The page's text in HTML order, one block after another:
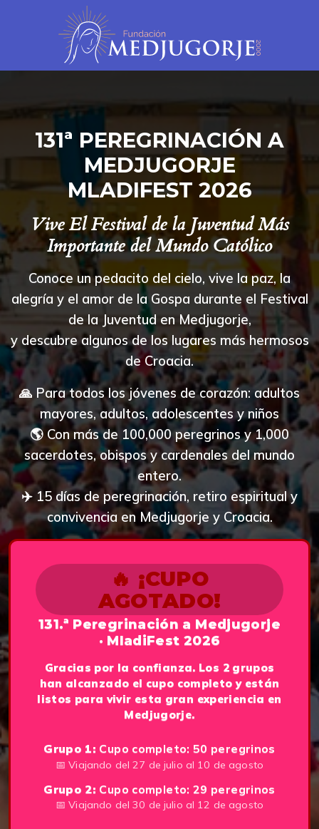
131ª PEREGRINACIÓN A
MEDJUGORJE
MLADIFEST 2026
Vive El Festival de la Juventud Más
Importante del Mundo Católico
Conoce un pedacito del cielo, vive la paz, la
alegría y el amor de la Gospa durante el Festival
de la Juventud en Medjugorje,
y descubre algunos de los lugares más hermosos
de Croacia.
🙏 Para todos los jóvenes de corazón: adultos
mayores, adultos, adolescentes y niños
🌎 Con más de 100,000 peregrinos y 1,000
sacerdotes, obispos y cardenales del mundo
entero.
✈️ 15 días de peregrinación, retiro espiritual y
convivencia en Medjugorje y Croacia.
🔥 ¡CUPO
AGOTADO!
131.ª Peregrinación a Medjugorje
· MladiFest 2026
Gracias por la confianza. Los 2 grupos
han alcanzado el cupo completo y están
listos para vivir esta gran experiencia en
Medjugorje.
Grupo 1: Cupo completo: 50 peregrinos
📅 Viajando del 27 de julio al 10 de agosto
Grupo 2: Cupo completo: 29 peregrinos
📅 Viajando del 30 de julio al 12 de agosto